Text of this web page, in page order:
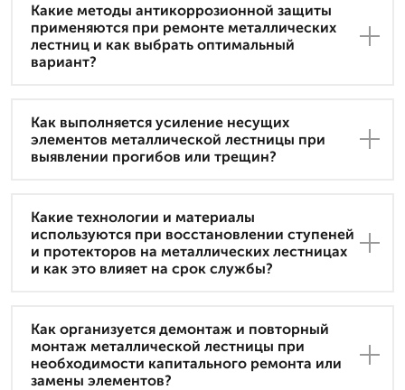
Какие методы антикоррозионной защиты
применяются при ремонте металлических
лестниц и как выбрать оптимальный
вариант?
Как выполняется усиление несущих
элементов металлической лестницы при
выявлении прогибов или трещин?
Какие технологии и материалы
используются при восстановлении ступеней
и протекторов на металлических лестницах
и как это влияет на срок службы?
Как организуется демонтаж и повторный
монтаж металлической лестницы при
необходимости капитального ремонта или
замены элементов?